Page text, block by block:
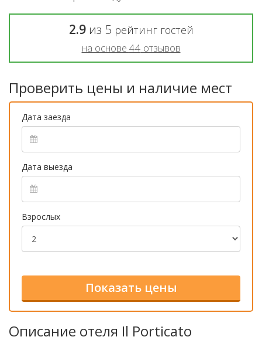
2.9из 5 рейтинг гостей
на основе 44 отзывов
Проверить цены и наличие мест
Дата заезда
Дата выезда
Взрослых
Описание отеля Il Porticato